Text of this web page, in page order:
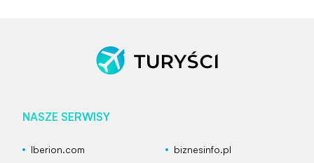
NASZE SERWISY
Iberion.com
biznesinfo.pl